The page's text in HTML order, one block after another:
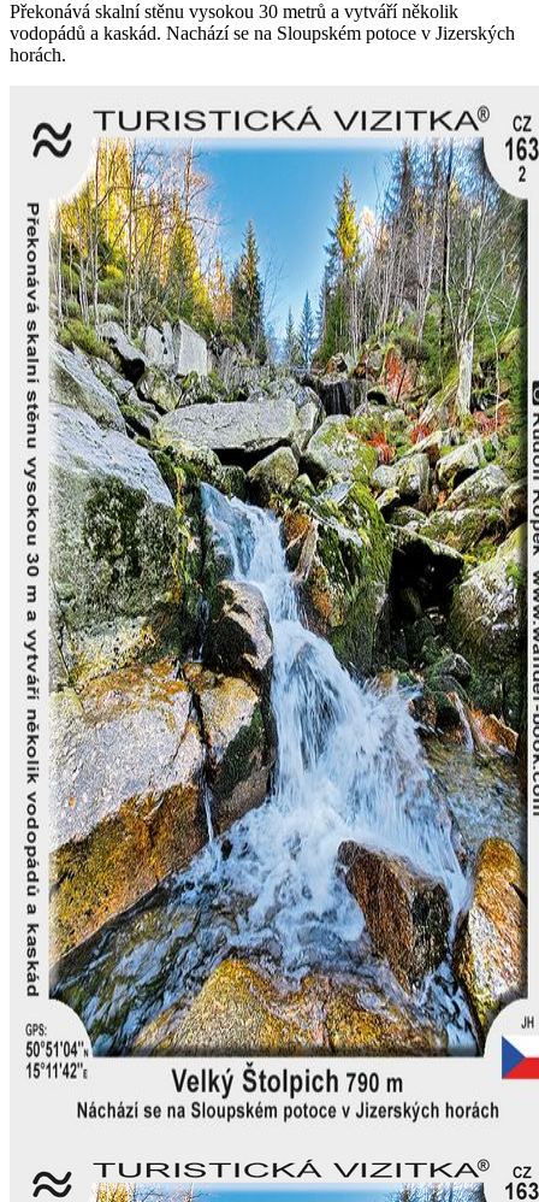
Překonává skalní stěnu vysokou 30 metrů a vytváří několik
vodopádů a kaskád. Nachází se na Sloupském potoce v Jizerských
horách.